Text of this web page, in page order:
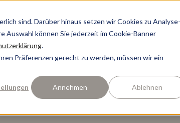
sind. Darüber hinaus setzen wir Cookies zu Analyse-
Auswahl können Sie jederzeit im Cookie-Banner
.
Präferenzen gerecht zu werden, müssen wir ein
Annehmen Ablehnen